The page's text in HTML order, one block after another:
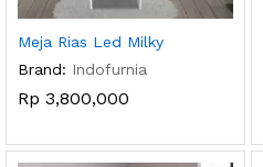
Meja Rias Led Milky
Brand: Indofurnia
Rp 3,800,000